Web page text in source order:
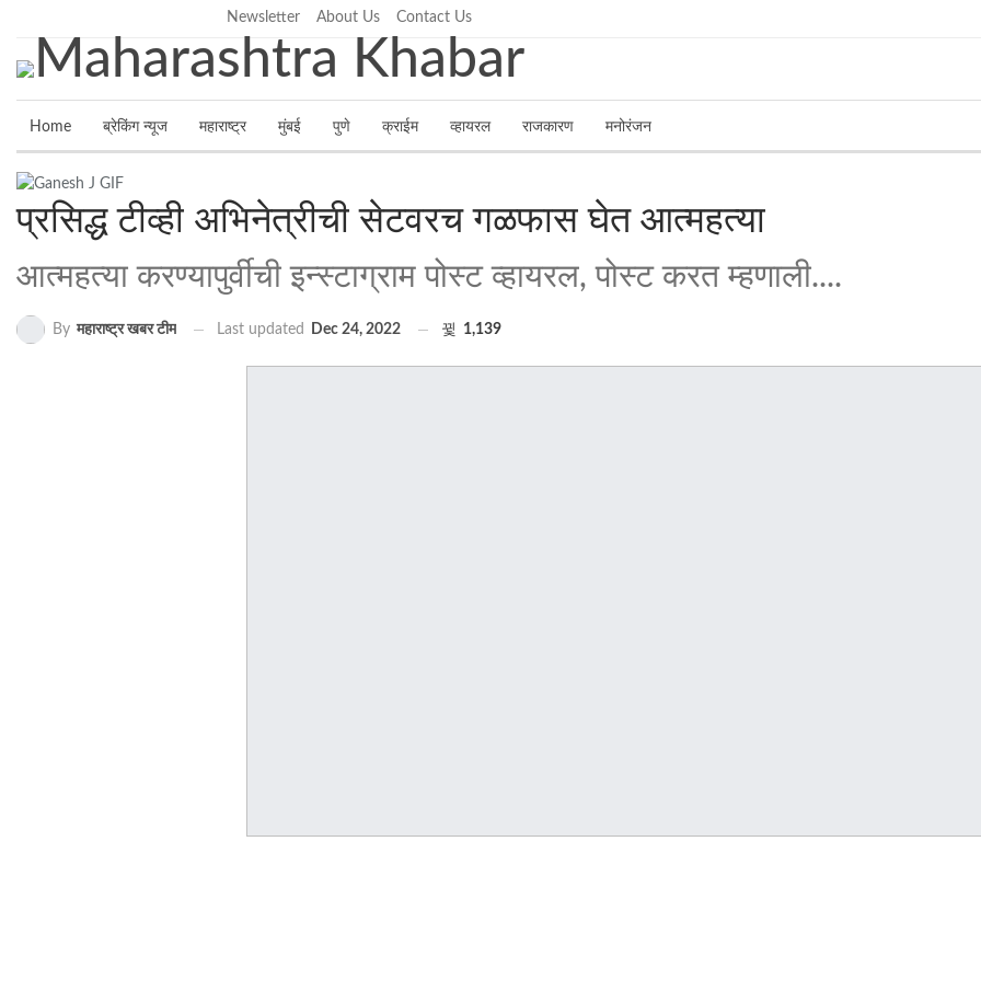
Newsletter About Us Contact Us
Home ब्रेकिंग न्यूज महाराष्ट्र मुंबई पुणे क्राईम व्हायरल राजकारण मनोरंजन
प्रसिद्ध टीव्ही अभिनेत्रीची सेटवरच गळफास घेत आत्महत्या
आत्महत्या करण्यापुर्वीची इन्स्टाग्राम पोस्ट व्हायरल, पोस्ट करत म्हणाली....
By महाराष्ट्र खबर टीम Last updated Dec 24, 2022 1,139